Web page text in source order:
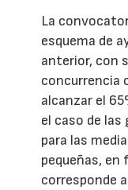
La
esquema de
anterior, con
concurrencia
alcanzar el
el caso de las
para las
pequeñas, en
corresponde